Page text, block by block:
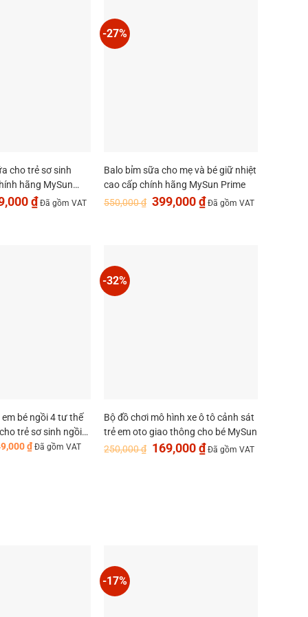
cho trẻ sơ sinh
hãng MySun
₫Giá
hiện
Đã gồm VAT
-27%
Balo bỉm sữa cho mẹ và bé giữ nhiệt
cao cấp chính hãng MySun Prime
550,000₫ Giá
gốc
399,000₫Giá
hiện
Đã gồm VAT
bé ngồi 4 tư thế
trẻ sơ sinh ngồi
₫Khoảng
Đã gồm VAT
-32%
Bộ đồ chơi mô hình xe ô tô cảnh sát
trẻ em oto giao thông cho bé MySun
250,000₫ Giá
gốc
169,000₫Giá
hiện
Đã gồm VAT
-17%